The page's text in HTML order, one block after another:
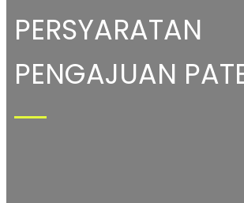
PERSYARATAN
PENGAJUAN